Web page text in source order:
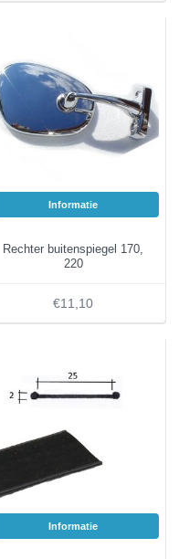
Informatie
Rechter buitenspiegel 170,
220
€11,10
Informatie